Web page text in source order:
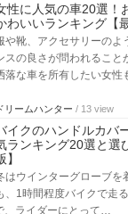
性に人気の車20選！
わいいランキング【
や靴、アクセサリーのよ
スの良さが問われること
落な車を所有したい女性
リームハンター / 13 view
イクのハンドルカバ
ランキング20選と選
】
はウインターグローブを
、1時間程度バイクで走
、ライダーにとって…